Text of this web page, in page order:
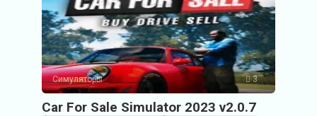
Симуляторы 3
Car For Sale Simulator 2023 v2.0.7